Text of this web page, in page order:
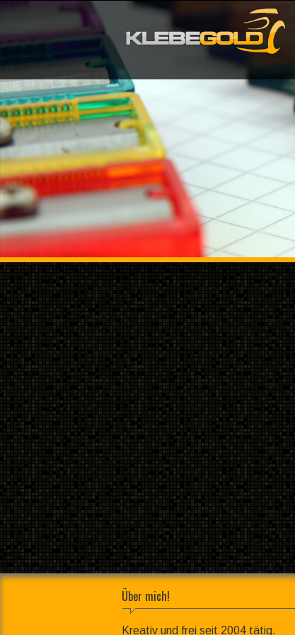
Über mich!
Kreativ und frei seit 2004 tätig.